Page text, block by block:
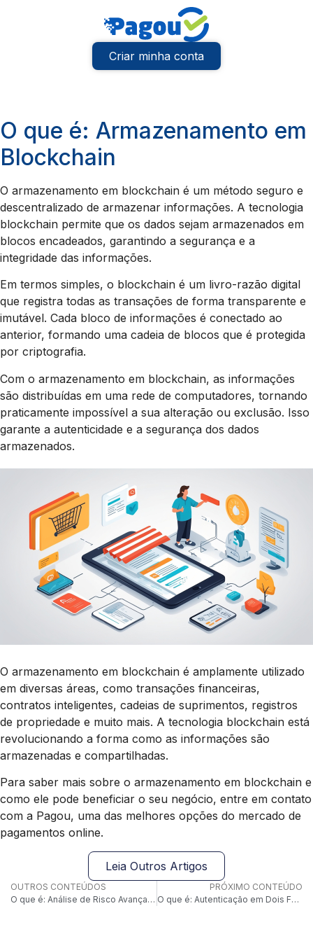
Criar minha conta
O que é: Armazenamento em
Blockchain
O armazenamento em blockchain é um método seguro e
descentralizado de armazenar informações. A tecnologia
blockchain permite que os dados sejam armazenados em
blocos encadeados, garantindo a segurança e a
integridade das informações.
Em termos simples, o blockchain é um livro-razão digital
que registra todas as transações de forma transparente e
imutável. Cada bloco de informações é conectado ao
anterior, formando uma cadeia de blocos que é protegida
por criptografia.
Com o armazenamento em blockchain, as informações
são distribuídas em uma rede de computadores, tornando
praticamente impossível a sua alteração ou exclusão. Isso
garante a autenticidade e a segurança dos dados
armazenados.
O armazenamento em blockchain é amplamente utilizado
em diversas áreas, como transações financeiras,
contratos inteligentes, cadeias de suprimentos, registros
de propriedade e muito mais. A tecnologia blockchain está
revolucionando a forma como as informações são
armazenadas e compartilhadas.
Para saber mais sobre o armazenamento em blockchain e
como ele pode beneficiar o seu negócio, entre em contato
com a Pagou, uma das melhores opções do mercado de
pagamentos online.
Leia Outros Artigos
OUTROS CONTEÚDOS
O que é: Análise de Risco Avançada
PRÓXIMO CONTEÚDO
O que é: Autenticação em Dois Fatores